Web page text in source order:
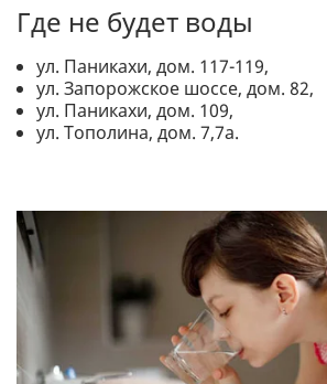
Где не будет воды
ул. Паникахи, дом. 117-119,
ул. Запорожское шоссе, дом. 82,
ул. Паникахи, дом. 109,
ул. Тополина, дом. 7,7а.